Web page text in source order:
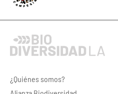
¿Quiénes somos?